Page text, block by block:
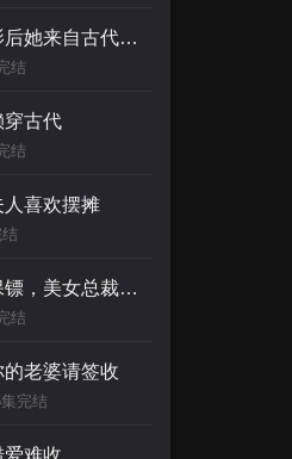
顶流影后她来自古代$将军！你变霸总了
结
穿古代
结
人喜欢摆摊
最强保镖，美女总裁来抢婚
结
的老婆请签收
完结
难收